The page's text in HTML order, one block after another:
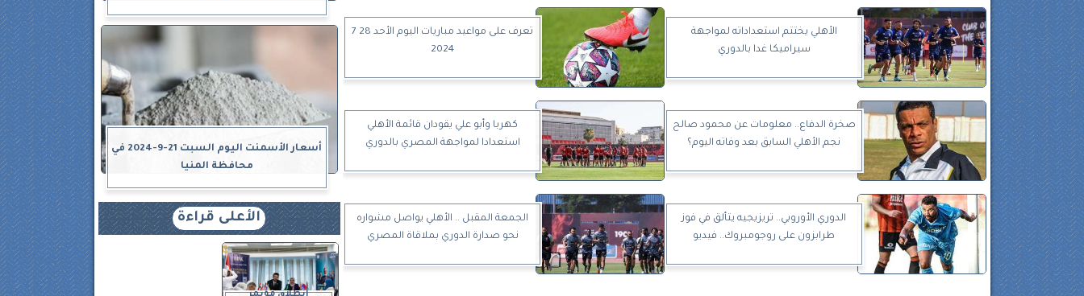
الأهلي يختتم استعداداته لمواجهة
سيراميكا غدا بالدوري
تعرف على مواعيد مباريات اليوم الأحد 28 7
2024
صخرة الدفاع.. معلومات عن محمود صالح
نجم الأهلي السابق بعد وفاته اليوم؟
كهربا وأبو علي يقودان قائمة الأهلي
استعدادا لمواجهة المصري بالدوري
الدوري الأوروبي.. تريزيجيه يتألق في فوز
طرابزون على روجومبروك.. فيديو
الجمعة المقبل .. الأهلي يواصل مشواره
نحو صدارة الدوري بملاقاة المصري
أسعار الأسمنت اليوم السبت 21-9-2024 في
محافظة المنيا
الأعلى قراءة
انطلاق مؤتمر